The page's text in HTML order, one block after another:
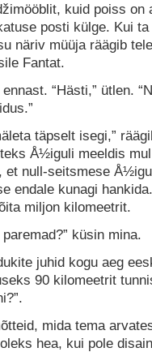
kuid poiss on
posti külge. Kui
näriv müüja räägib
Fantat.
“Hästi,” ütlen.
täpselt isegi,”
Å½iguli meeldis
et null-seitsmese
endale kunagi
miljon kilomeetrit.
küsin mina.
juhid kogu aeg
90 kilomeetrit
mida tema
hea, kui pole